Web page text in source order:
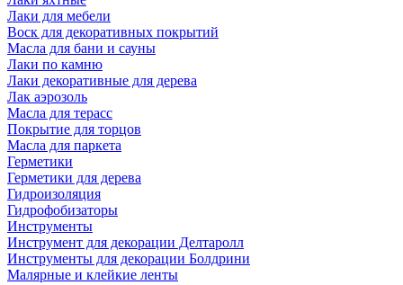
Лаки для мебели
Воск для декоративных покрытий
Масла для бани и сауны
Лаки по камню
Лаки декоративные для дерева
Лак аэрозоль
Масла для терасс
Покрытие для торцов
Масла для паркета
Герметики
Герметики для дерева
Гидроизоляция
Гидрофобизаторы
Инструменты
Инструмент для декорации Делтаролл
Инструменты для декорации Болдрини
Малярные и клейкие ленты